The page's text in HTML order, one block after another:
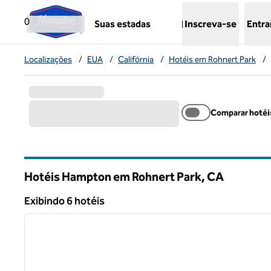
Pular para o conteúdo
0
Suas estadas Inscreva-se
Localizações / EUA / Califórnia / Hotéis em Rohnert Park /
Comparar
Hotéis Hampton em Rohnert Park,CA
Exibindo 6 hotéis
Exibindo 6 hotéis
1 de 12